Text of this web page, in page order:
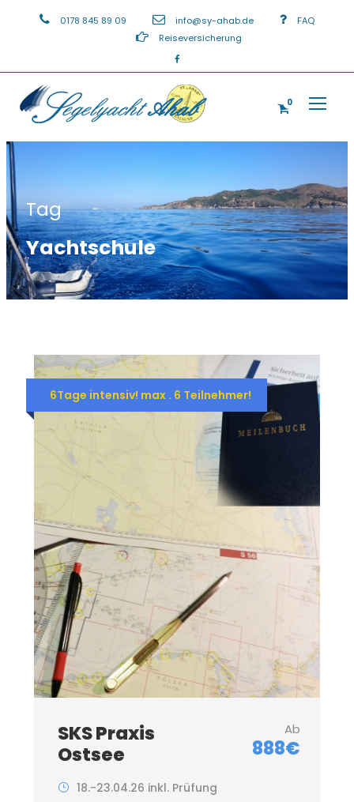
0178 845 89 09 info@sy-ahab.de
FAQ
Reiseversicherung
0
Tag
Yachtschule
6Tage intensiv! max . 6 Teilnehmer!
SKS Praxis
Ostsee
Ab
888€
18.-23.04.26 inkl. Prüfung